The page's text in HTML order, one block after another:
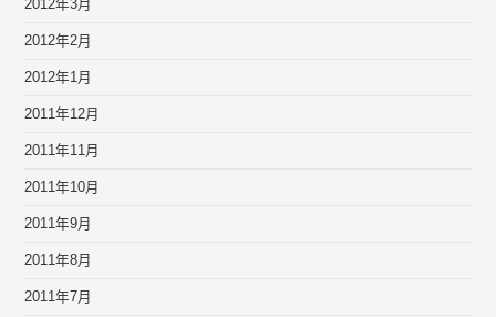
2012年3月
2012年2月
2012年1月
2011年12月
2011年11月
2011年10月
2011年9月
2011年8月
2011年7月